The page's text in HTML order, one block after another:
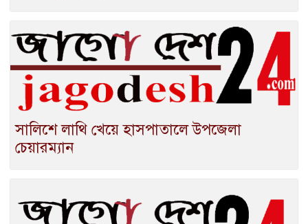
সালিশে লাথি খেয়ে হাসপাতালে উপজেলা
চেয়ারম্যান